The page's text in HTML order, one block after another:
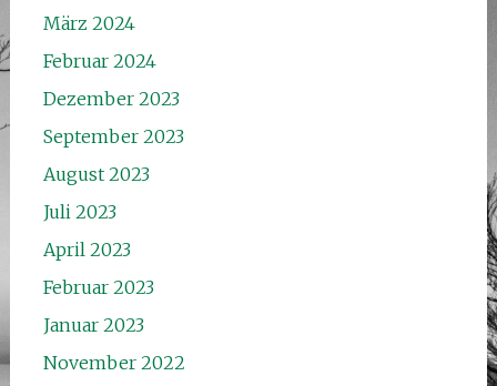
März 2024
Februar 2024
Dezember 2023
September 2023
August 2023
Juli 2023
April 2023
Februar 2023
Januar 2023
November 2022